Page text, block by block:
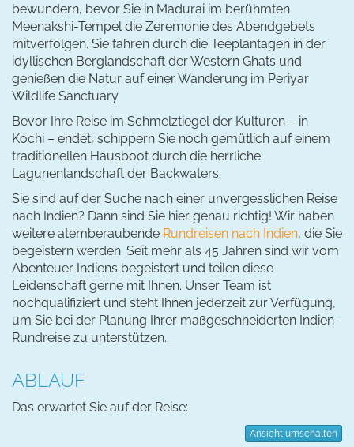
bewundern, bevor Sie in Madurai im berühmten
Meenakshi-Tempel die Zeremonie des Abendgebets
mitverfolgen. Sie fahren durch die Teeplantagen in der
idyllischen Berglandschaft der Western Ghats und
genießen die Natur auf einer Wanderung im Periyar
Wildlife Sanctuary.
Bevor Ihre Reise im Schmelztiegel der Kulturen – in
Kochi – endet, schippern Sie noch gemütlich auf einem
traditionellen Hausboot durch die herrliche
Lagunenlandschaft der Backwaters.
Sie sind auf der Suche nach einer unvergesslichen Reise
nach Indien? Dann sind Sie hier genau richtig! Wir haben
weitere atemberaubende Rundreisen nach Indien, die Sie
begeistern werden. Seit mehr als 45 Jahren sind wir vom
Abenteuer Indiens begeistert und teilen diese
Leidenschaft gerne mit Ihnen. Unser Team ist
hochqualifiziert und steht Ihnen jederzeit zur Verfügung,
um Sie bei der Planung Ihrer maßgeschneiderten Indien-
Rundreise zu unterstützen.
ABLAUF
Das erwartet Sie auf der Reise:
Ansicht umschalten